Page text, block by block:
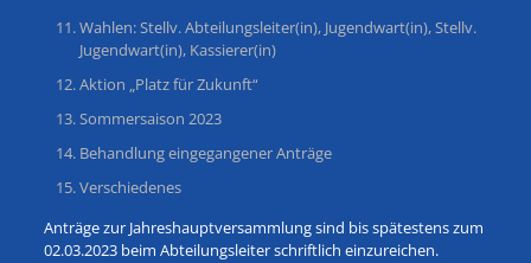
Wahlen: Stellv. Abteilungsleiter(in), Jugendwart(in), Stellv.
Jugendwart(in), Kassierer(in)
Aktion „Platz für Zukunft“
Sommersaison 2023
Behandlung eingegangener Anträge
Verschiedenes
Anträge zur Jahreshauptversammlung sind bis spätestens zum
02.03.2023 beim Abteilungsleiter schriftlich einzureichen.